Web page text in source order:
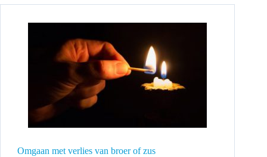
Omgaan met verlies van broer of zus